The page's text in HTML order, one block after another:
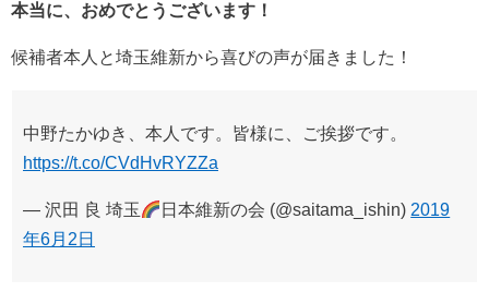
本当に、おめでとうございます！
候補者本人と埼玉維新から喜びの声が届きました！
中野たかゆき、本人です。皆様に、ご挨拶です。
https://t.co/CVdHvRYZZa
— 沢田 良 埼玉 日本維新の会 (@saitama_ishin) 2019
年6月2日